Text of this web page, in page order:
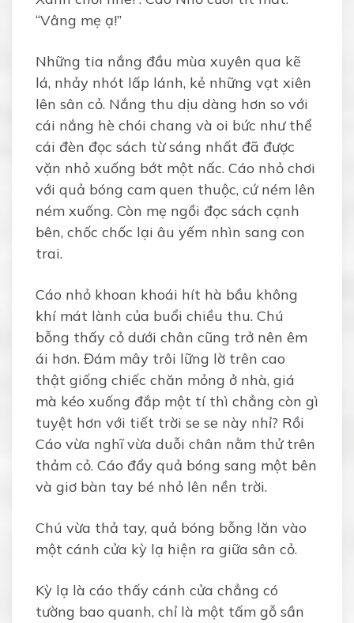
“Vâng mẹ ạ!”
Những tia nắng đầu mùa xuyên qua kẽ
lá, nhảy nhót lấp lánh, kẻ những vạt xiên
lên sân cỏ. Nắng thu dịu dàng hơn so với
cái nắng hè chói chang và oi bức như thể
cái đèn đọc sách từ sáng nhất đã được
vặn nhỏ xuống bớt một nấc. Cáo nhỏ chơi
với quả bóng cam quen thuộc, cứ ném lên
ném xuống. Còn mẹ ngồi đọc sách cạnh
bên, chốc chốc lại âu yếm nhìn sang con
trai.
Cáo nhỏ khoan khoái hít hà bầu không
khí mát lành của buổi chiều thu. Chú
bỗng thấy cỏ dưới chân cũng trở nên êm
ái hơn. Đám mây trôi lững lờ trên cao
thật giống chiếc chăn mỏng ở nhà, giá
mà kéo xuống đắp một tí thì chẳng còn gì
tuyệt hơn với tiết trời se se này nhỉ? Rồi
Cáo vừa nghĩ vừa duỗi chân nằm thử trên
thảm cỏ. Cáo đẩy quả bóng sang một bên
và giơ bàn tay bé nhỏ lên nền trời.
Chú vừa thả tay, quả bóng bỗng lăn vào
một cánh cửa kỳ lạ hiện ra giữa sân cỏ.
Kỳ lạ là cáo thấy cánh cửa chẳng có
tường bao quanh, chỉ là một tấm gỗ sần